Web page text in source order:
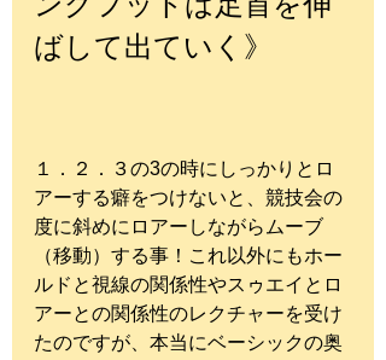
ばして出ていく》
１．２．３の3の時にしっかりとロ
アーする癖をつけないと、競技会の
度に斜めにロアーしながらムーブ
（移動）する事！これ以外にもホー
ルドと視線の関係性やスゥエイとロ
アーとの関係性のレクチャーを受け
たのですが、本当にベーシックの奥